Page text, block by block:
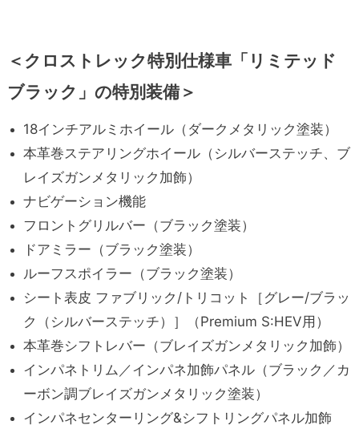
＜クロストレック特別仕様車「リミテッド
ブラック」の特別装備＞
18インチアルミホイール（ダークメタリック塗装）
本革巻ステアリングホイール（シルバーステッチ、ブ
レイズガンメタリック加飾）
ナビゲーション機能
フロントグリルバー（ブラック塗装）
ドアミラー（ブラック塗装）
ルーフスポイラー（ブラック塗装）
シート表皮 ファブリック/トリコット［グレー/ブラッ
ク（シルバーステッチ）］（Premium S:HEV用）
本革巻シフトレバー（ブレイズガンメタリック加飾）
インパネトリム／インパネ加飾パネル（ブラック／カ
ーボン調ブレイズガンメタリック塗装）
インパネセンターリング&シフトリングパネル加飾